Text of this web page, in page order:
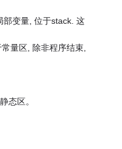
变量, 位于stack. 这
量区, 除非程序结束,
态区。